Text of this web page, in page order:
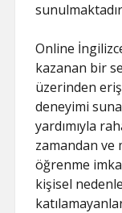
Online
kazanan bir
üzerinden
deneyimi
yardımıyla
zamandan ve
öğrenme
kişisel